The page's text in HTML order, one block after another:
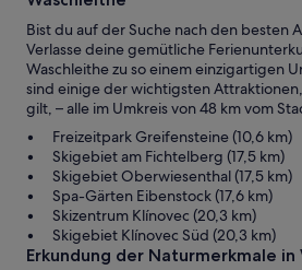
Bist du auf der Suche nach den besten
Verlasse deine gemütliche
Waschleithe zu so einem einzigartigen
sind einige der wichtigsten
gilt, – alle im Umkreis von 48 km vom
Freizeitpark Greifensteine (10,6 km)
Skigebiet am Fichtelberg (17,5 km)
Skigebiet Oberwiesenthal (17,5 km)
Spa-Gärten Eibenstock (17,6 km)
Skizentrum Klínovec (20,3 km)
Skigebiet Klínovec Süd (20,3 km)
Erkundung der Naturmerkmale in